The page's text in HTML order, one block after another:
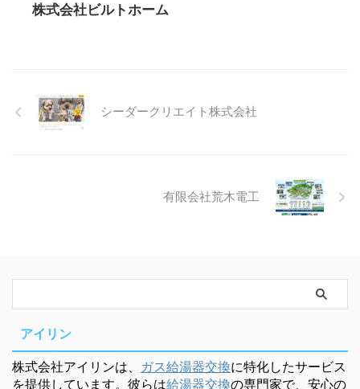
株式会社ビルトホーム
シーダークリエイト株式会社
有限会社荒木電工
アイリン
株式会社アイリンは、 ガス給湯器交換に特化したサービス
を提供しています。彼らは給湯器交換の専門家で、安心の